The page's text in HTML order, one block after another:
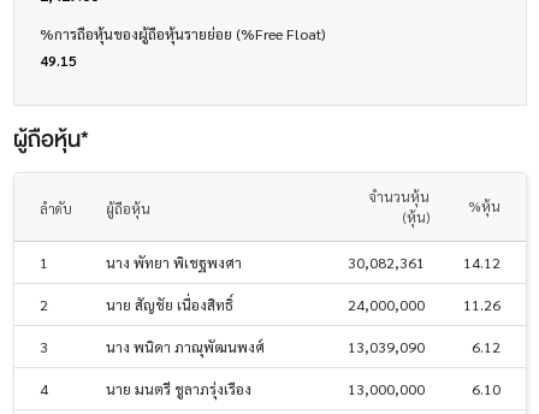
%การถือหุ้นของผู้ถือหุ้นรายย่อย (%Free Float)
49.15
ผู้ถือหุ้น*
ลำดับ ผู้ถือหุ้น
จำนวนหุ้น
(หุ้น)
%หุ้น
1 นาง พัทยา พิเชฐพงศา 30,082,361 14.12
2 นาย สัญชัย เนื่องสิทธิ์ 24,000,000 11.26
3 นาง พนิดา ภาณุพัฒนพงศ์ 13,039,090 6.12
4 นาย มนตรี ชูลาภรุ่งเรือง 13,000,000 6.10